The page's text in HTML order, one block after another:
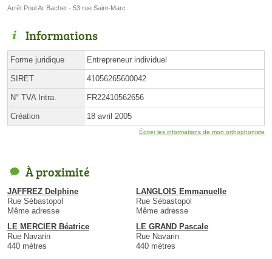
Arrêt Poul Ar Bachet - 53 rue Saint-Marc
Informations
Forme juridique Entrepreneur individuel
SIRET 41056265600042
N° TVA Intra. FR22410562656
Création 18 avril 2005
Éditer les informations de mon orthophoniste
À proximité
JAFFREZ Delphine
Rue Sébastopol
Même adresse
LANGLOIS Emmanuelle
Rue Sébastopol
Même adresse
LE MERCIER Béatrice
Rue Navarin
440 mètres
LE GRAND Pascale
Rue Navarin
440 mètres